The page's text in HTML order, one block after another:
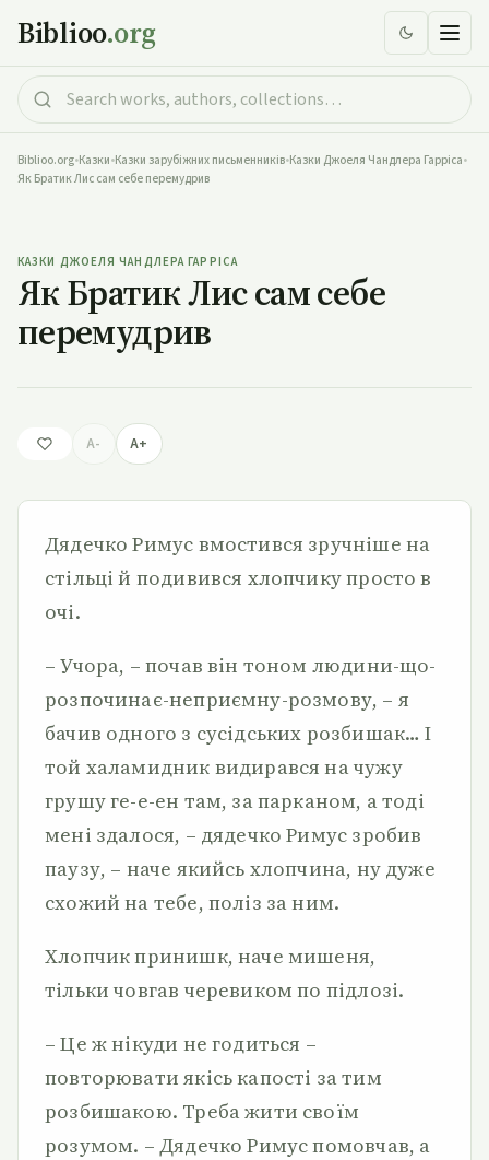
Biblioo.org
Biblioo.org•Казки•Казки зарубіжних письменників•Казки Джоеля Чандлера Гарріса•
Як Братик Лис сам себе перемудрив
КАЗКИ ДЖОЕЛЯ ЧАНДЛЕРА ГАРРІСА
Як Братик Лис сам себе
перемудрив
A- A+
Дядечко Римус вмостився зручніше на
стільці й подивився хлопчику просто в
очі.
– Учора, – почав він тоном людини-що-
розпочинає-неприємну-розмову, – я
бачив одного з сусідських розбишак… І
той халамидник видирався на чужу
грушу ге-е-ен там, за парканом, а тоді
мені здалося, – дядечко Римус зробив
паузу, – наче якийсь хлопчина, ну дуже
схожий на тебе, поліз за ним.
Хлопчик принишк, наче мишеня,
тільки човгав черевиком по підлозі.
– Це ж нікуди не годиться –
повторювати якісь капості за тим
розбишакою. Треба жити своїм
розумом. – Дядечко Римус помовчав, а